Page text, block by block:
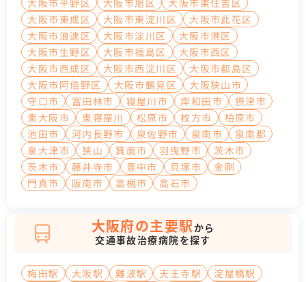
大阪市平野区
大阪市旭区
大阪市東住吉区
大阪市東成区
大阪市東淀川区
大阪市此花区
大阪市浪速区
大阪市淀川区
大阪市港区
大阪市生野区
大阪市福島区
大阪市西区
大阪市西成区
大阪市西淀川区
大阪市都島区
大阪市阿倍野区
大阪市鶴見区
大阪狭山市
守口市
富田林市 寝屋川市 岸和田市
摂津市
東大阪市
東寝屋川 松原市 枚方市
柏原市
池田市
河内長野市 泉佐野市 泉南市
泉南郡
泉大津市
狭山 箕面市 羽曳野市
茨木市
茨木市
藤井寺市 豊中市 貝塚市
金剛
門真市
阪南市 高槻市 高石市
大阪府の主要駅から
交通事故治療病院を探す
梅田駅 大阪駅 難波駅 天王寺駅
淀屋橋駅